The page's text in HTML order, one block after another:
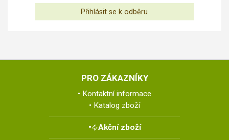
PRO ZÁKAZNÍKY
Kontaktní informace
Katalog zboží
Akční zboží